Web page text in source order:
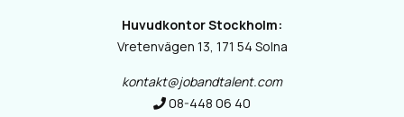
Huvudkontor Stockholm:
Vretenvägen 13, 171 54 Solna
kontakt@jobandtalent.com
08-448 06 40